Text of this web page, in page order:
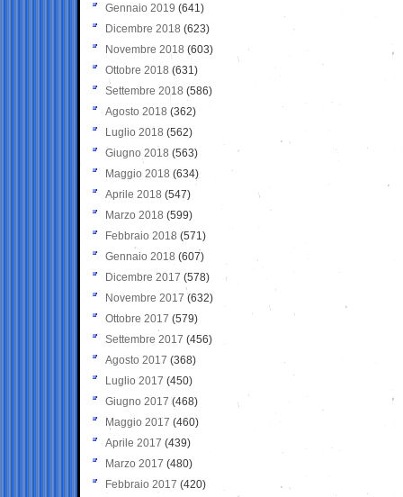
Gennaio 2019 (641)
Dicembre 2018 (623)
Novembre 2018 (603)
Ottobre 2018 (631)
Settembre 2018 (586)
Agosto 2018 (362)
Luglio 2018 (562)
Giugno 2018 (563)
Maggio 2018 (634)
Aprile 2018 (547)
Marzo 2018 (599)
Febbraio 2018 (571)
Gennaio 2018 (607)
Dicembre 2017 (578)
Novembre 2017 (632)
Ottobre 2017 (579)
Settembre 2017 (456)
Agosto 2017 (368)
Luglio 2017 (450)
Giugno 2017 (468)
Maggio 2017 (460)
Aprile 2017 (439)
Marzo 2017 (480)
Febbraio 2017 (420)